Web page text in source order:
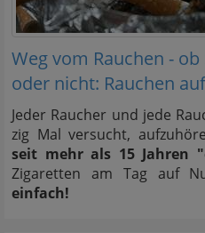
Weg vom Rauchen -
oder nicht: Rauchen
Jeder Raucher und jede
zig Mal versucht,
seit mehr als 15 Jahren
Zigaretten am Tag auf
einfach!